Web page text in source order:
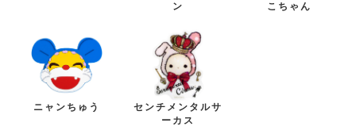
ン
こちゃん
ニャンちゅう
センチメンタルサ
ーカス